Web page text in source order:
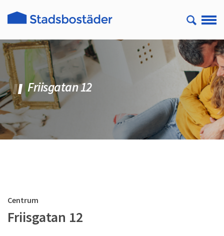
Friisgatan 12
Centrum
Friisgatan 12